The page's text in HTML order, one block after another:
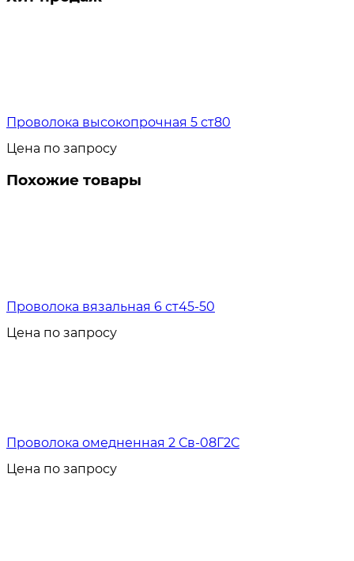
Проволока высокопрочная 5 ст80
Цена по запросу
Похожие товары
Проволока вязальная 6 ст45-50
Цена по запросу
Проволока омедненная 2 Св-08Г2С
Цена по запросу